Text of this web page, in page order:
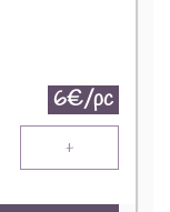
6€/pc
+